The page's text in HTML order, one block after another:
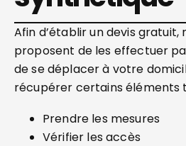
Afin d’établir un devis gratuit,
proposent de les effectuer
de se déplacer à votre
récupérer certains éléments
Prendre les mesures
Vérifier les accès